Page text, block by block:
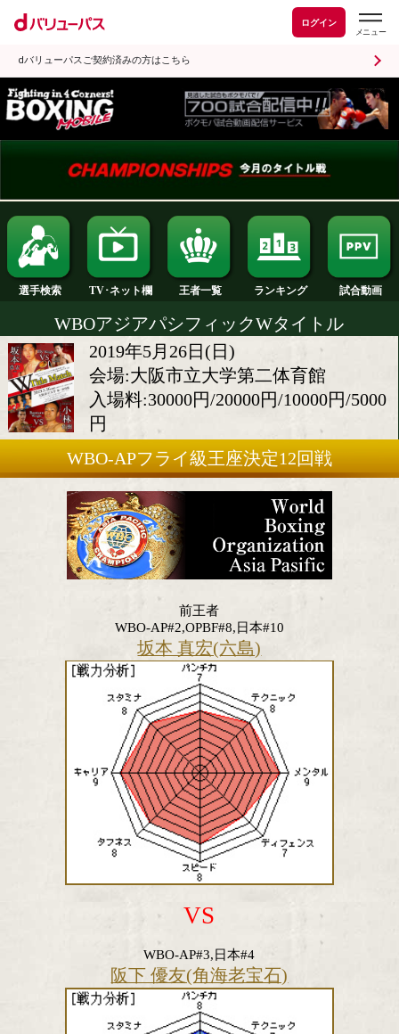
ログイン
dバリューパスご契約済みの方はこちら
選手検索 TV･ネット欄 王者一覧 ランキング
WBOアジアパシフィックWタイト
2019年5月26日(日)
会場:大阪市立大学第二体育館
入場料:30000円/20000円/
円
WBO-APフライ級王座決定12回
前王者
WBO-AP#2,OPBF#8,日本#10
坂本 真宏(六島)